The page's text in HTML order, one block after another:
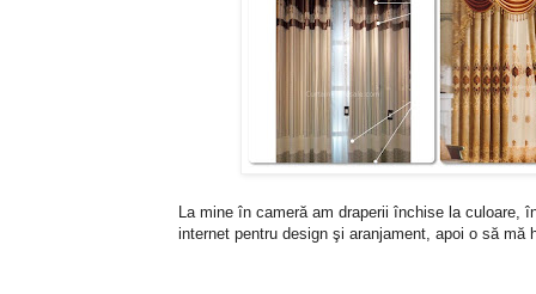
La mine în cameră am draperii închise la culoare,
internet pentru design şi aranjament, apoi o să mă